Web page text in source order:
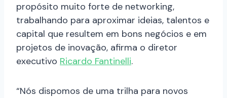
propósito muito forte de networking,
trabalhando para aproximar ideias, talentos e
capital que resultem em bons negócios e em
projetos de inovação, afirma o diretor
executivo Ricardo Fantinelli.
“Nós dispomos de uma trilha para novos